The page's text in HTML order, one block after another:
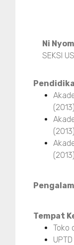
Ni
SEKSI
(2013)
(2013)
(2013)
Tempat
Toko